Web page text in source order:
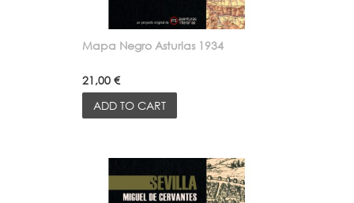
Mapa Negro Asturias 1934
21,00 €
ADD TO CART